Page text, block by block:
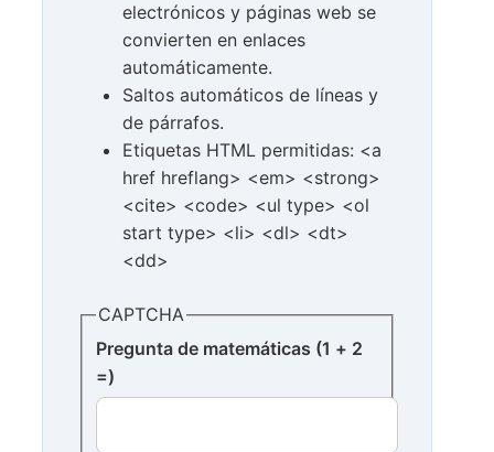
electrónicos y páginas web se
convierten en enlaces
automáticamente.
Saltos automáticos de líneas y
de párrafos.
Etiquetas HTML permitidas: <a
href hreflang> <em> <strong>
<cite> <code> <ul type> <ol
start type> <li> <dl> <dt>
<dd>
CAPTCHA
Pregunta de matemáticas (1 + 2
=)